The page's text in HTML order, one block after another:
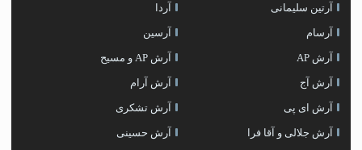
آرتین سلیمانی آردا
آرسام آرسین
آرش AP آرش AP و مسیح
آرش آج آرش آرام
آرش ای پی آرش تشکری
آرش جلالی و آقا فرا آرش حسینی